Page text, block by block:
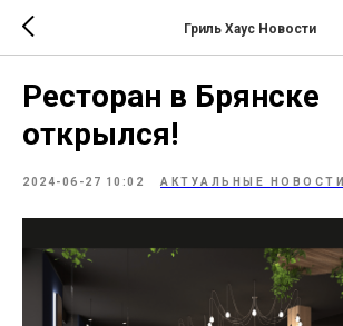
Гриль Хаус Новости
Ресторан в Брянске
открылся!
2024-06-27 10:02 АКТУАЛЬНЫЕ НОВОСТИ